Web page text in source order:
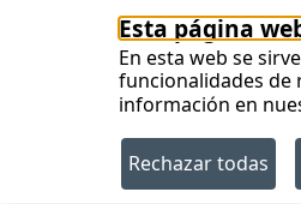
Esta página
En esta web se
funcionalidades de
información en